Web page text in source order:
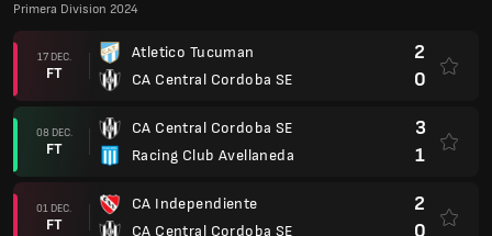
Primera Division 2024
17 DEC.
FT
Atletico Tucuman
CA Central Cordoba SE
2
0
08 DEC.
FT
CA Central Cordoba SE
Racing Club Avellaneda
3
1
01 DEC.
FT
CA Independiente
CA Central Cordoba SE
2
0